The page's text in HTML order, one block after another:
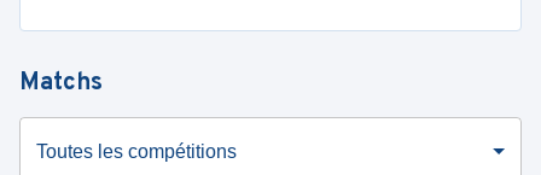
Matchs
Toutes les compétitions